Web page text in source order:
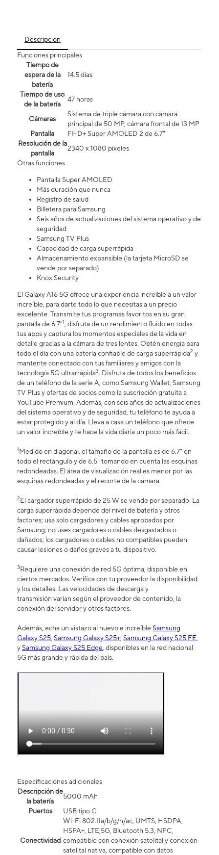
Descripción
Funciones principales
Tiempo de
espera de la
batería
14.5 días
Tiempo de uso
de la batería
47 horas
Cámaras
Sistema de triple cámara con cámara
principal de 50 MP, cámara frontal de 13 MP
Pantalla
FHD+ Super AMOLED 2 de 6.7"
Resolución de la
pantalla
2340 x 1080 píxeles
Otras funciones
Pantalla Super AMOLED
Más duración que nunca
Registro de salud
Billetera para Samsung
Seis años de actualizaciones del sistema operativo y de
seguridad
Samsung TV Plus
Capacidad de carga superrápida
Almacenamiento expansible (la tarjeta MicroSD se
vende por separado)
Knox Security
El Galaxy A16 5G ofrece una experiencia increíble a un valor
increíble, para darte todo lo que necesitas a un precio
excelente. Transmite tus programas favoritos en su gran
pantalla de 6.7"1, disfruta de un rendimiento fluido en todas
tus apps y captura los momentos especiales de la vida en
detalle gracias a la cámara de tres lentes. Obtén energía para
todo el día con una batería confiable de carga superrápida2 y
mantente conectado con tus familiares y amigos con la
tecnología 5G ultrarrápida3. Disfruta de todos los beneficios
de un teléfono de la serie A, como Samsung Wallet, Samsung
TV Plus y ofertas de socios como la suscripción gratuita a
YouTube Premium. Además, con seis años de actualizaciones
del sistema operativo y de seguridad, tu teléfono te ayuda a
estar protegido y al día. Lleva a casa un teléfono que ofrece
un valor increíble y te hace la vida diaria un poco más fácil.
1Medido en diagonal, el tamaño de la pantalla es de 6.7" en
todo el rectángulo y de 6.5" tomando en cuenta las esquinas
redondeadas. El área de visualización real es menor por las
esquinas redondeadas y el recorte de la cámara.
2El cargador superrápido de 25 W se vende por separado. La
carga superrápida depende del nivel de batería y otros
factores; usa solo cargadores y cables aprobados por
Samsung; no uses cargadores o cables desgastados o
dañados; los cargadores o cables no compatibles pueden
causar lesiones o daños graves a tu dispositivo.
3Requiere una conexión de red 5G óptima, disponible en
ciertos mercados. Verifica con tu proveedor la disponibilidad
y los detalles. Las velocidades de descarga y
transmisión varían según el proveedor de contenido, la
conexión del servidor y otros factores.
Además, echa un vistazo al nuevo e increíble Samsung
Galaxy S25, Samsung Galaxy S25+, Samsung Galaxy S25 FE,
ySamsung Galaxy S25 Edge, disponibles en la red nacional
5G más grande y rápida del país.
Especificaciones adicionales
Descripción de
la batería
5000 mAh
Puertos
USB tipo C
Conectividad
Wi-Fi 802.11a/b/g/n/ac, UMTS, HSDPA,
HSPA+, LTE,5G, Bluetooth 5.3, NFC,
compatible con conexión satelital y conexión
satelital nativa, compatible con datos